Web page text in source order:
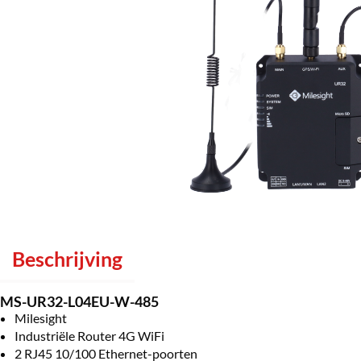
Beschrijving
MS-UR32-L04EU-W-485
Milesight
Industriële Router 4G WiFi
2 RJ45 10/100 Ethernet-poorten